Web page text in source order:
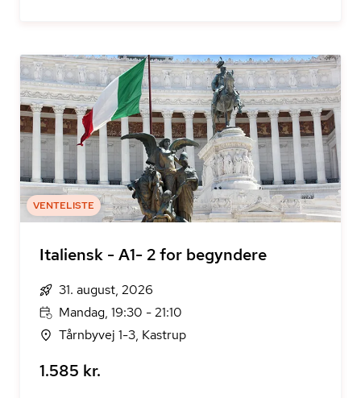
VENTELISTE
Italiensk - A1- 2 for begyndere
31. august, 2026
Mandag, 19:30 - 21:10
Tårnbyvej 1-3, Kastrup
1.585 kr.